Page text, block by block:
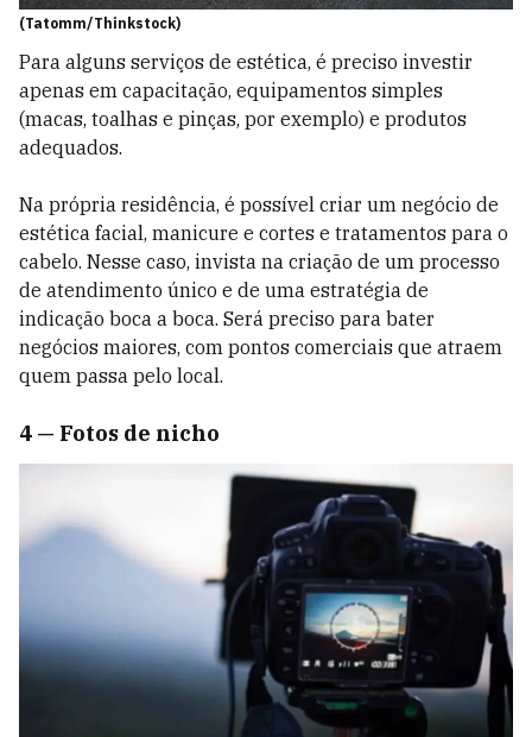
(Tatomm/Thinkstock)
Para alguns serviços de estética, é preciso investir
apenas em capacitação, equipamentos simples
(macas, toalhas e pinças, por exemplo) e produtos
adequados.
Na própria residência, é possível criar um negócio de
estética facial, manicure e cortes e tratamentos para o
cabelo. Nesse caso, invista na criação de um processo
de atendimento único e de uma estratégia de
indicação boca a boca. Será preciso para bater
negócios maiores, com pontos comerciais que atraem
quem passa pelo local.
4 — Fotos de nicho